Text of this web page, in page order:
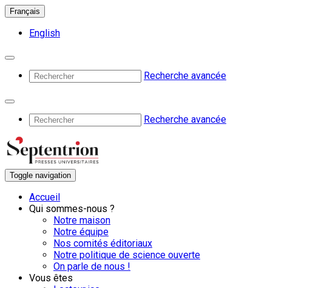
Français
English
Recherche avancée
Recherche avancée
Toggle navigation
Accueil
Qui sommes-nous ?
Notre maison
Notre équipe
Nos comités éditoriaux
Notre politique de science ouverte
On parle de nous !
Vous êtes